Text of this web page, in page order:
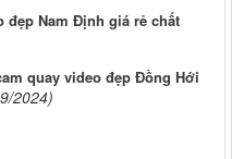
đẹp Nam Định giá rẻ chất
quay video đẹp Đồng Hới
2024)